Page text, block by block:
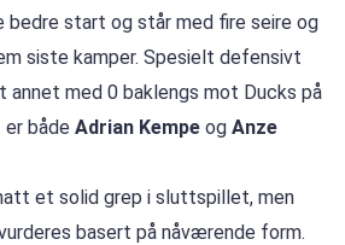
bedre start og står med fire seire og
siste kamper. Spesielt defensivt
annet med 0 baklengs mot Ducks på
både Adrian Kempe og Anze
et solid grep i sluttspillet, men
basert på nåværende form.